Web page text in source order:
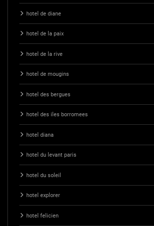
hotel de diane
hotel de la paix
hotel de la rive
hotel de mougins
hotel des bergues
hotel des iles borromees
hotel diana
hotel du levant paris
hotel du soleil
hotel explorer
hotel felicien